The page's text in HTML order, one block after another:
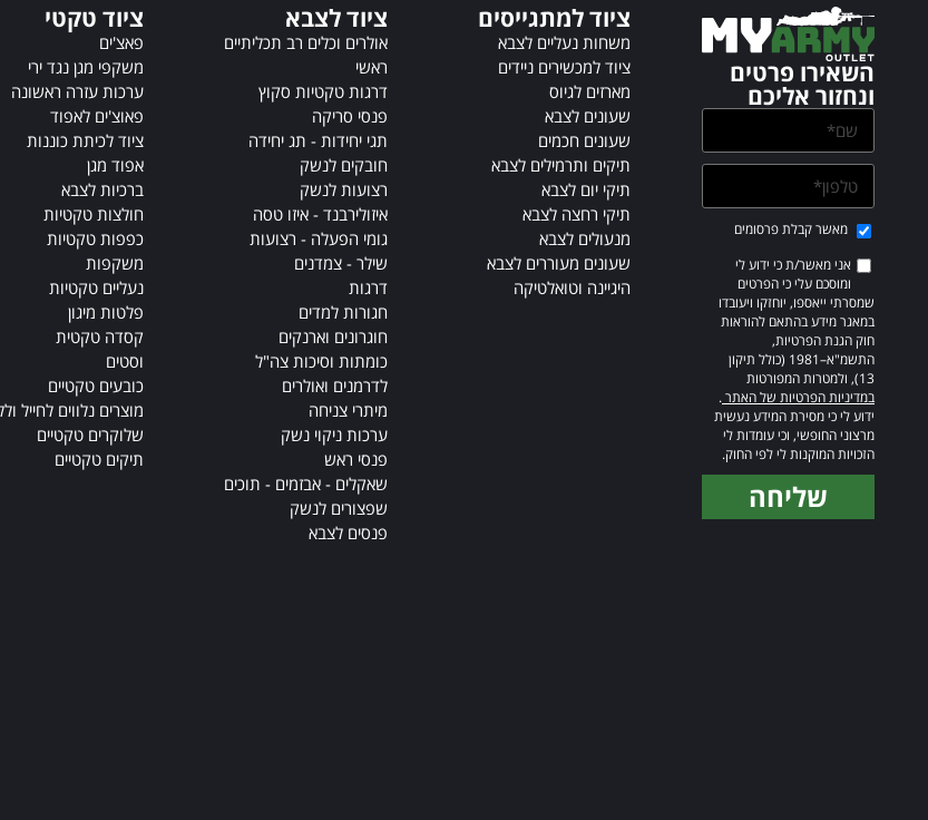
e
:
e
השאירו פרטים
ונחזור אליכם
מאשר קבלת פרסומים
אני מאשר/ת כי ידוע לי
ומוסכם עלי כי הפרטים
שמסרתי ייאספו, יוחזקו ויעובדו
במאגר מידע בהתאם להוראות
חוק הגנת הפרטיות,
התשמ"א–1981 (כולל תיקון
13), ולמטרות המפורטות
במדיניות הפרטיות של האתר.
ידוע לי כי מסירת המידע נעשית
מרצוני החופשי, וכי עומדות לי
הזכויות המוקנות לי לפי החוק.
שליחה
ציוד למתגייסים
משחות נעליים לצבא
ציוד למכשירים ניידים
מארזים לגיוס
שעונים לצבא
שעונים חכמים
תיקים ותרמילים לצבא
תיקי יום לצבא
תיקי רחצה לצבא
מנעולים לצבא
שעונים מעוררים לצבא
היגיינה וטואלטיקה
ציוד לצבא
אולרים וכלים רב תכליתיים
ראשי
דרגות טקטיות סקוץ
פנסי סריקה
תגי יחידות - תג יחידה
חובקים לנשק
רצועות לנשק
איזולירבנד - איזו טסה
גומי הפעלה - רצועות
שילר - צמדנים
דרגות
חגורות למדים
חוגרונים וארנקים
כומתות וסיכות צה"ל
לדרמנים ואולרים
מיתרי צניחה
ערכות ניקוי נשק
פנסי ראש
שאקלים - אבזמים - תוכים
שפצורים לנשק
פנסים לצבא
ציוד טקטי
פאצ'ים
משקפי מגן נגד ירי
ערכות עזרה ראשונה
פאוצ'ים לאפוד
ציוד לכיתת כוננות
אפוד מגן
ברכיות לצבא
חולצות טקטיות
כפפות טקטיות
משקפות
נעליים טקטיות
פלטות מיגון
קסדה טקטית
וסטים
כובעים טקטיים
מוצרים נלווים לחייל
שלוקרים טקטיים
תיקים טקטיים